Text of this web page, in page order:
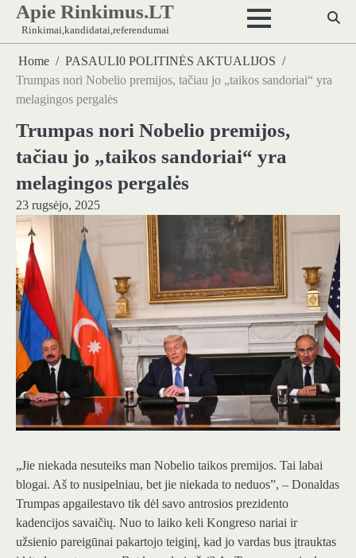
Skip
content
Apie Rinkimus.LT
Rinkimai,kandidatai,referendumai
Home
PASAULI0 POLITINĖS AKTUALIJOS
Trumpas nori Nobelio premijos, tačiau jo „taikos sandoriai“ yra
melagingos pergalės
Trumpas nori Nobelio premijos,
tačiau jo „taikos sandoriai“ yra
melagingos pergalės
23 rugsėjo, 2025
„Jie niekada nesuteiks man Nobelio taikos premijos. Tai labai
blogai. Aš to nusipelniau, bet jie niekada to neduos”, – Donaldas
Trumpas apgailestavo tik dėl savo antrosios prezidento
kadencijos savaičių. Nuo to laiko keli Kongreso nariai ir
užsienio pareigūnai pakartojo teiginį, kad jo vardas bus įtrauktas